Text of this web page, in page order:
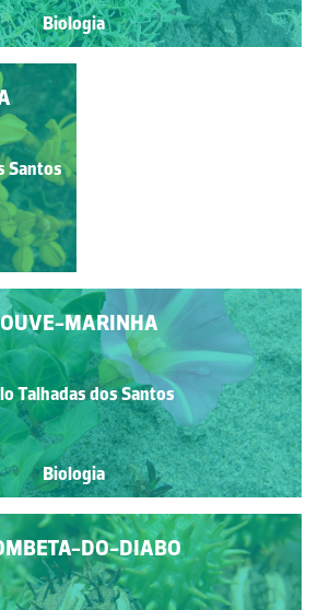
Biologia
MARINHA
Talhadas dos Santos
Biologia
DO-DIABO
Santos